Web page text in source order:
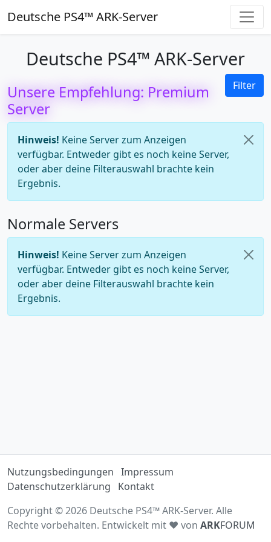
Deutsche PS4™ ARK-Server
Deutsche PS4™ ARK-Server
Filter
Unsere Empfehlung: Premium
Server
Hinweis! Keine Server zum Anzeigen
verfügbar. Entweder gibt es noch keine Server,
oder aber deine Filterauswahl brachte kein
Ergebnis.
Normale Servers
Hinweis! Keine Server zum Anzeigen
verfügbar. Entweder gibt es noch keine Server,
oder aber deine Filterauswahl brachte kein
Ergebnis.
Nutzungsbedingungen Impressum
Datenschutzerklärung
Kontakt
Copyright © 2026 Deutsche PS4™ ARK-Server. Alle
Rechte vorbehalten. Entwickelt mit ♥ von ARKFORUM